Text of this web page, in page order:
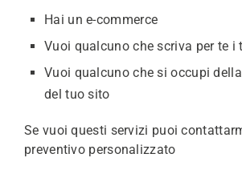
Hai un e-commerce
Vuoi qualcuno che scriva per te i
Vuoi qualcuno che si occupi
del tuo sito
Se vuoi questi servizi puoi
preventivo personalizzato